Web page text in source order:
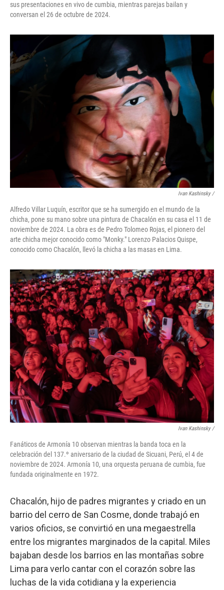
sus presentaciones en vivo de cumbia, mientras parejas bailan y
conversan el 26 de octubre de 2024.
Ivan Kashinsky/
Alfredo Villar Luquín, escritor que se ha sumergido en el mundo de la
chicha, pone su mano sobre una pintura de Chacalón en su casa el 11 de
noviembre de 2024. La obra es de Pedro Tolomeo Rojas, el pionero del
arte chicha mejor conocido como "Monky." Lorenzo Palacios Quispe,
conocido como Chacalón, llevó la chicha a las masas en Lima.
Ivan Kashinsky/
Fanáticos de Armonía 10 observan mientras la banda toca en la
celebración del 137.º aniversario de la ciudad de Sicuani, Perú, el 4 de
noviembre de 2024. Armonía 10, una orquesta peruana de cumbia, fue
fundada originalmente en 1972.
Chacalón, hijo de padres migrantes y criado en un
barrio del cerro de San Cosme, donde trabajó en
varios oficios, se convirtió en una megaestrella
entre los migrantes marginados de la capital. Miles
bajaban desde los barrios en las montañas sobre
Lima para verlo cantar con el corazón sobre las
luchas de la vida cotidiana y la experiencia